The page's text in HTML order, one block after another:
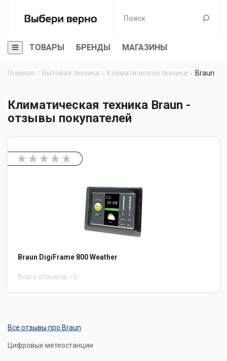
ТОВАРЫ БРЕНДЫ МАГАЗИНЫ
Главная Бытовая техника Климатическая техника Braun
Климатическая техника Braun -
отзывы покупателей
Braun DigiFrame 800 Weather
Всего отзывов 0
Все отзывы про Braun
Цифровые метеостанции